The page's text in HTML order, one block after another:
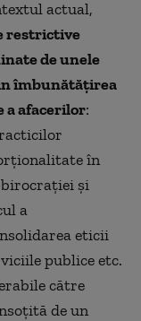
actual,
restrictive
de unele
îmbunătățirea
a afacerilor:
în
și
a
eticii
publice etc.
către
de un